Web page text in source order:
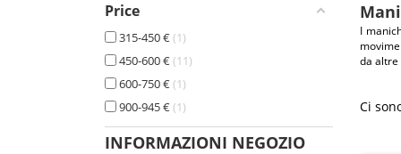
Price
315-450 € 1
450-600 € 11
600-750 € 1
900-945 € 1
INFORMAZIONI NEGOZIO
I
da altre
Ci